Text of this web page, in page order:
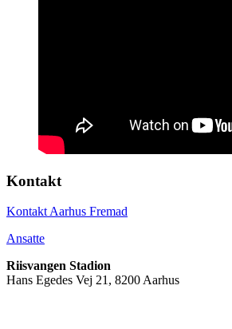
Kontakt
Kontakt Aarhus Fremad
Ansatte
Riisvangen Stadion
Hans Egedes Vej 21, 8200 Aarhus